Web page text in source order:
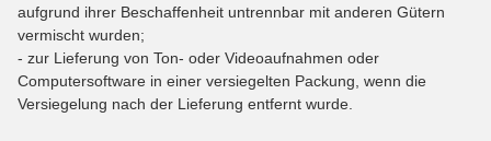
aufgrund ihrer Beschaffenheit untrennbar mit anderen Gütern
vermischt wurden;
- zur Lieferung von Ton- oder Videoaufnahmen oder
Computersoftware in einer versiegelten Packung, wenn die
Versiegelung nach der Lieferung entfernt wurde.